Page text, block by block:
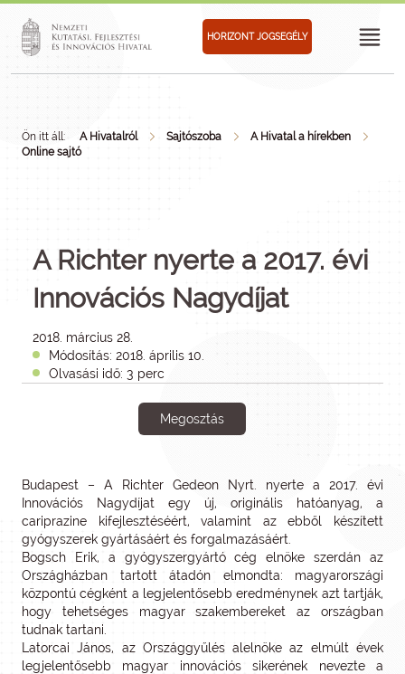
HORIZONT JOGSEGÉLY
Ön itt áll: A Hivatalról Sajtószoba
A Hivatal a hírekben
Online sajtó
A Richter nyerte a 2017. évi
Innovációs Nagydíjat
2018. március 28.
Módosítás: 2018. április 10.
Olvasási idő: 3 perc
Megosztás
Budapest – A Richter Gedeon Nyrt. nyerte a 2017. évi
Innovációs Nagydíjat egy új, originális hatóanyag, a
cariprazine kifejlesztéséért, valamint az ebből készített
gyógyszerek gyártásáért és forgalmazásáért.
Bogsch Erik, a gyógyszergyártó cég elnöke szerdán az
Országházban tartott átadón elmondta: magyarországi
központú cégként a legjelentősebb eredménynek azt tartják,
hogy tehetséges magyar szakembereket az országban
tudnak tartani.
Latorcai János, az Országgyűlés alelnöke az elmúlt évek
legjelentősebb magyar innovációs sikerének nevezte a